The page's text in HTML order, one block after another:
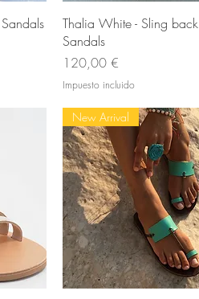
Vista rápida
Thalia White - Sling back
Sandals
Precio
120,00 €
Impuesto incluido
New Arrival